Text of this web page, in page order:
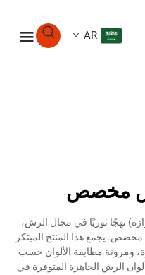
AR
مخصص
نهجًا ثوريًا في مجال الرش،
يجمع هذا المنتج المبتكر
ومرونة مطابقة الألوان حسب
الرش الجاهزة المتوفرة في